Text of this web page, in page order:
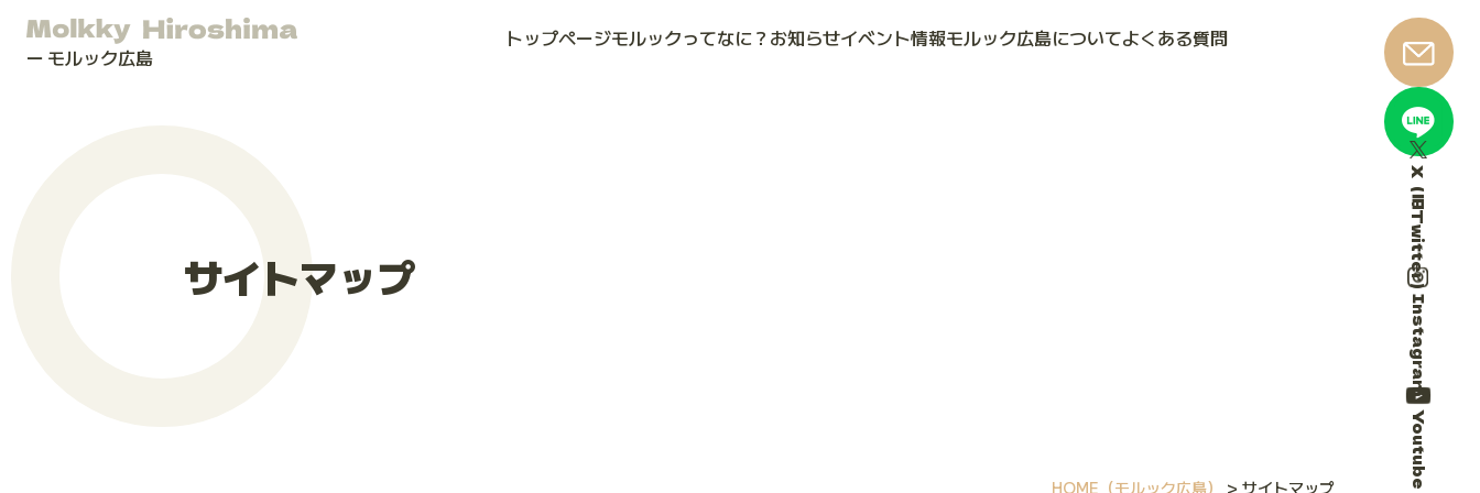
モルック広島
トップページモルックってなに？ お知らせイベント情報モルック広島についてよくある質問
X（旧Twitter）
Instagram
Youtube
サイトマップ
HOME （モルック広島） > サイトマップ